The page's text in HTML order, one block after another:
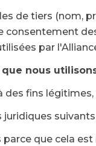
de tiers (nom,
consentement
par
nous
fins
que cela